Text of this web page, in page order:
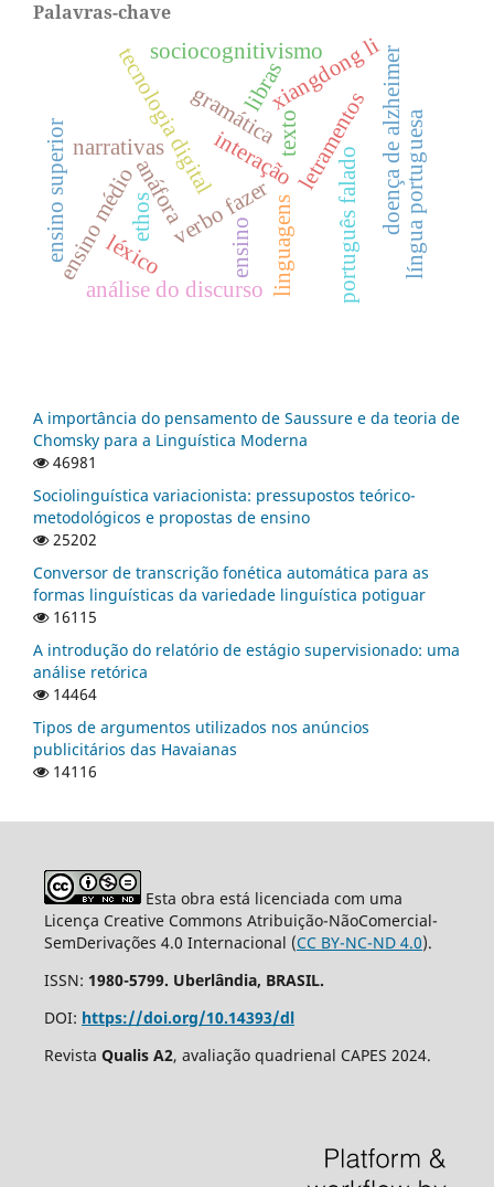
Palavras-chave
linguagens
letramentos
ensino
tecnologia digitalgramática
português falado
texto
xiangdong lidoença de alzheimer
narrativas interação
sociocognitivismo
verbo fazer
anáfora
ensino médio língua portuguesa
análise do discurso
ethos
léxico
libras
ensino superior
A importância do pensamento de Saussure e da teoria de
Chomsky para a Linguística Moderna
46981
Sociolinguística variacionista: pressupostos teórico-
metodológicos e propostas de ensino
25202
Conversor de transcrição fonética automática para as
formas linguísticas da variedade linguística potiguar
16115
A introdução do relatório de estágio supervisionado: uma
análise retórica
14464
Tipos de argumentos utilizados nos anúncios
publicitários das Havaianas
14116
Esta obra está licenciada com uma
Licença Creative Commons Atribuição-NãoComercial-
SemDerivações 4.0 Internacional (CC BY-NC-ND 4.0).
ISSN: 1980-5799. Uberlândia, BRASIL.
DOI: https://doi.org/10.14393/dl
Revista Qualis A2, avaliação quadrienal CAPES 2024.